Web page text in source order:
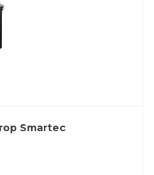
Smartec